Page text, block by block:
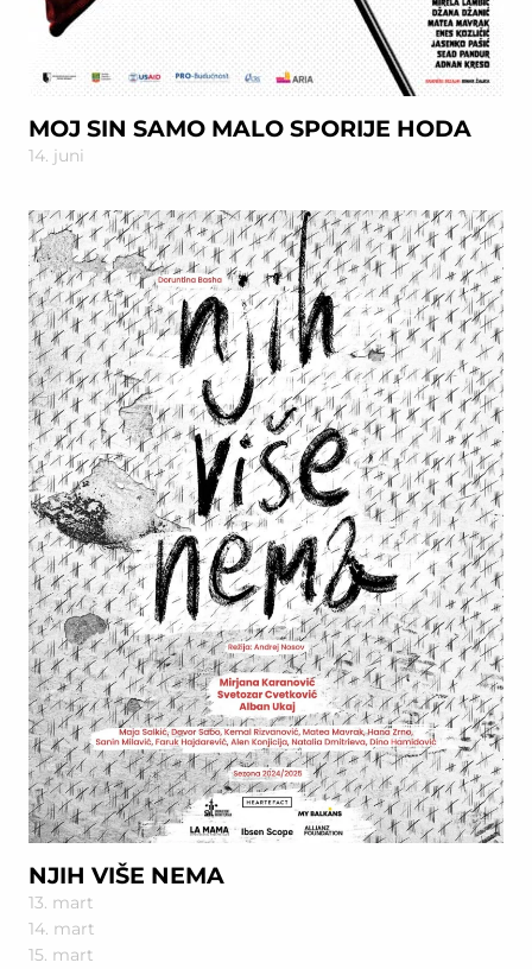
MOJ SIN SAMO MALO SPORIJE HODA
14. juni
NJIH VIŠE NEMA
13. mart
14. mart
15. mart